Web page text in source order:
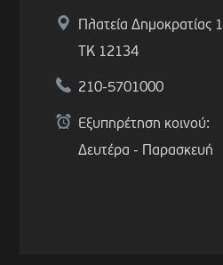
Πλατεία Δημοκρατίας 1
ΤΚ 12134
210-5701000
Εξυπηρέτηση κοινού:
Δευτέρα - Παρασκευή